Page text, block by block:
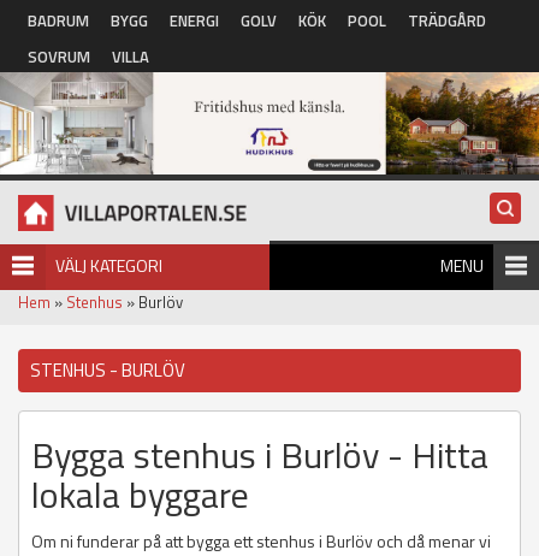
Hoppa till huvudinnehåll
BADRUM BYGG ENERGI GOLV KÖK POOL
TRÄDGÅRD
SOVRUM
VILLA
VÄLJ KATEGORI MENU
Hem » Stenhus » Burlöv
STENHUS - BURLÖV
Bygga stenhus i Burlöv - Hitta
lokala byggare
Om ni funderar på att bygga ett stenhus i Burlöv och då menar vi